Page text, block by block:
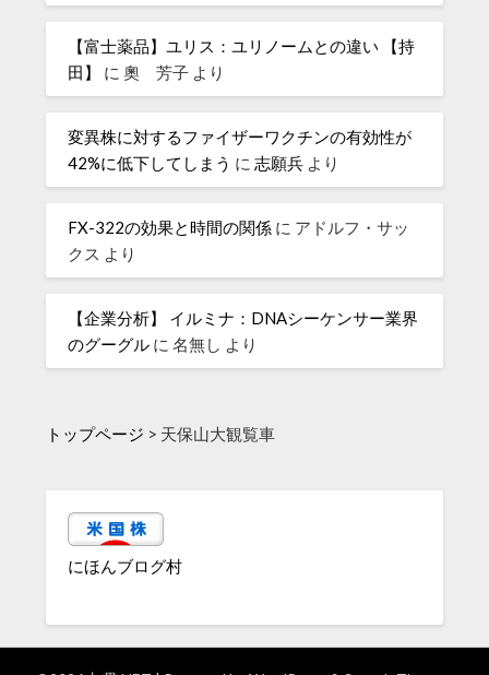
【富士薬品】ユリス：ユリノームとの違い 【持
田】
に奧 芳子 より
変異株に対するファイザーワクチンの有効性が
42%に低下してしまう に志願兵 より
FX-322の効果と時間の関係 に アドルフ・サッ
クス より
【企業分析】 イルミナ：DNAシーケンサー業界
のグーグル に名無し より
トップページ > 天保山大観覧車
にほんブログ村